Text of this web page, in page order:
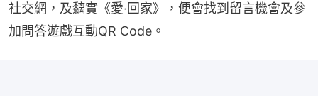
社交網，及黐實《愛‧回家》，便會找到留言機會及參
加問答遊戲互動QR Code。